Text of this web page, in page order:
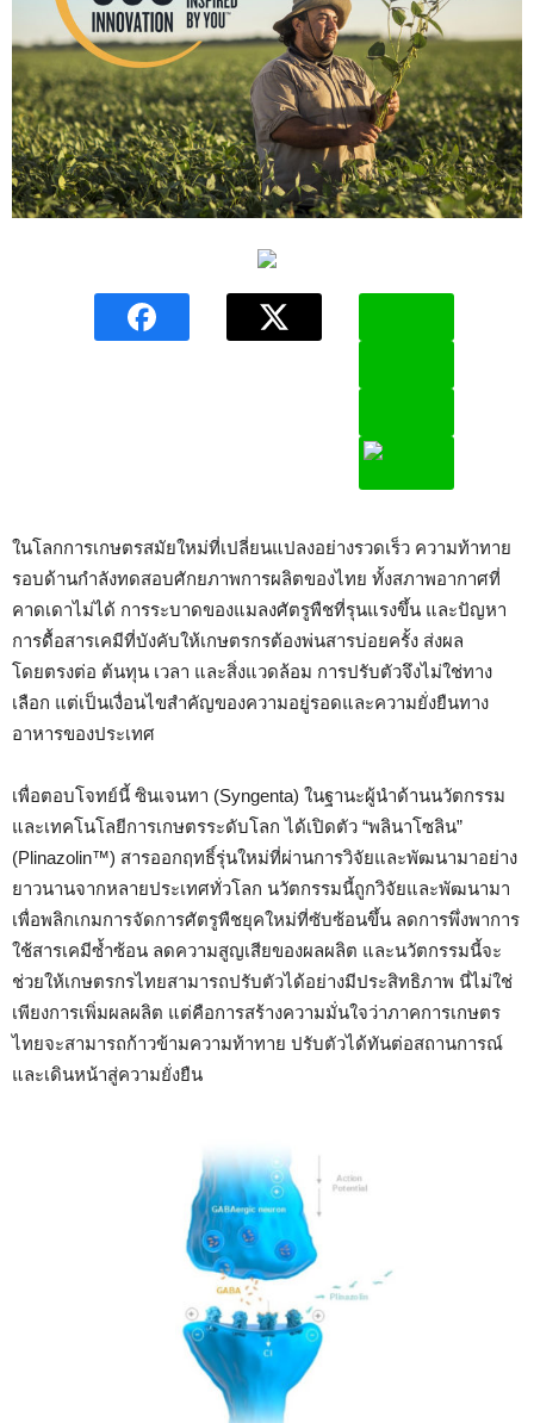
ในโลกการเกษตรสมัยใหม่ที่เปลี่ยนแปลงอย่างรวดเร็ว ความท้าทาย
รอบด้านกำลังทดสอบศักยภาพการผลิตของไทย ทั้งสภาพอากาศที่
คาดเดาไม่ได้ การระบาดของแมลงศัตรูพืชที่รุนแรงขึ้น และปัญหา
การดื้อสารเคมีที่บังคับให้เกษตรกรต้องพ่นสารบ่อยครั้ง ส่งผล
โดยตรงต่อ ต้นทุน เวลา และสิ่งแวดล้อม การปรับตัวจึงไม่ใช่ทาง
เลือก แต่เป็นเงื่อนไขสำคัญของความอยู่รอดและความยั่งยืนทาง
อาหารของประเทศ
เพื่อตอบโจทย์นี้ ซินเจนทา (Syngenta) ในฐานะผู้นำด้านนวัตกรรม
และเทคโนโลยีการเกษตรระดับโลก ได้เปิดตัว “พลินาโซลิน”
(Plinazolin™) สารออกฤทธิ์รุ่นใหม่ที่ผ่านการวิจัยและพัฒนามาอย่าง
ยาวนานจากหลายประเทศทั่วโลก นวัตกรรมนี้ถูกวิจัยและพัฒนามา
เพื่อพลิกเกมการจัดการศัตรูพืชยุคใหม่ที่ซับซ้อนขึ้น ลดการพึ่งพาการ
ใช้สารเคมีซ้ำซ้อน ลดความสูญเสียของผลผลิต และนวัตกรรมนี้จะ
ช่วยให้เกษตรกรไทยสามารถปรับตัวได้อย่างมีประสิทธิภาพ นี่ไม่ใช่
เพียงการเพิ่มผลผลิต แต่คือการสร้างความมั่นใจว่าภาคการเกษตร
ไทยจะสามารถก้าวข้ามความท้าทาย ปรับตัวได้ทันต่อสถานการณ์
และเดินหน้าสู่ความยั่งยืน